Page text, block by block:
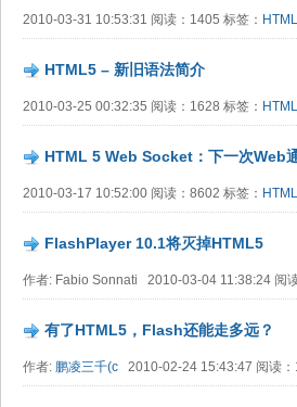
2010-03-31 10:53:31 阅读：1405 标签：
HTML5 – 新旧语法简介
2010-03-25 00:32:35 阅读：1628 标签：
HTML 5 Web Socket：下一次Web
2010-03-17 10:52:00 阅读：8602 标签：
FlashPlayer 10.1将灭掉HTML5
作者: Fabio Sonnati 2010-03-04 11:38:24 阅
有了HTML5，Flash还能走多远？
作者: 鹏凌三千(c 2010-02-24 15:43:47 阅读：